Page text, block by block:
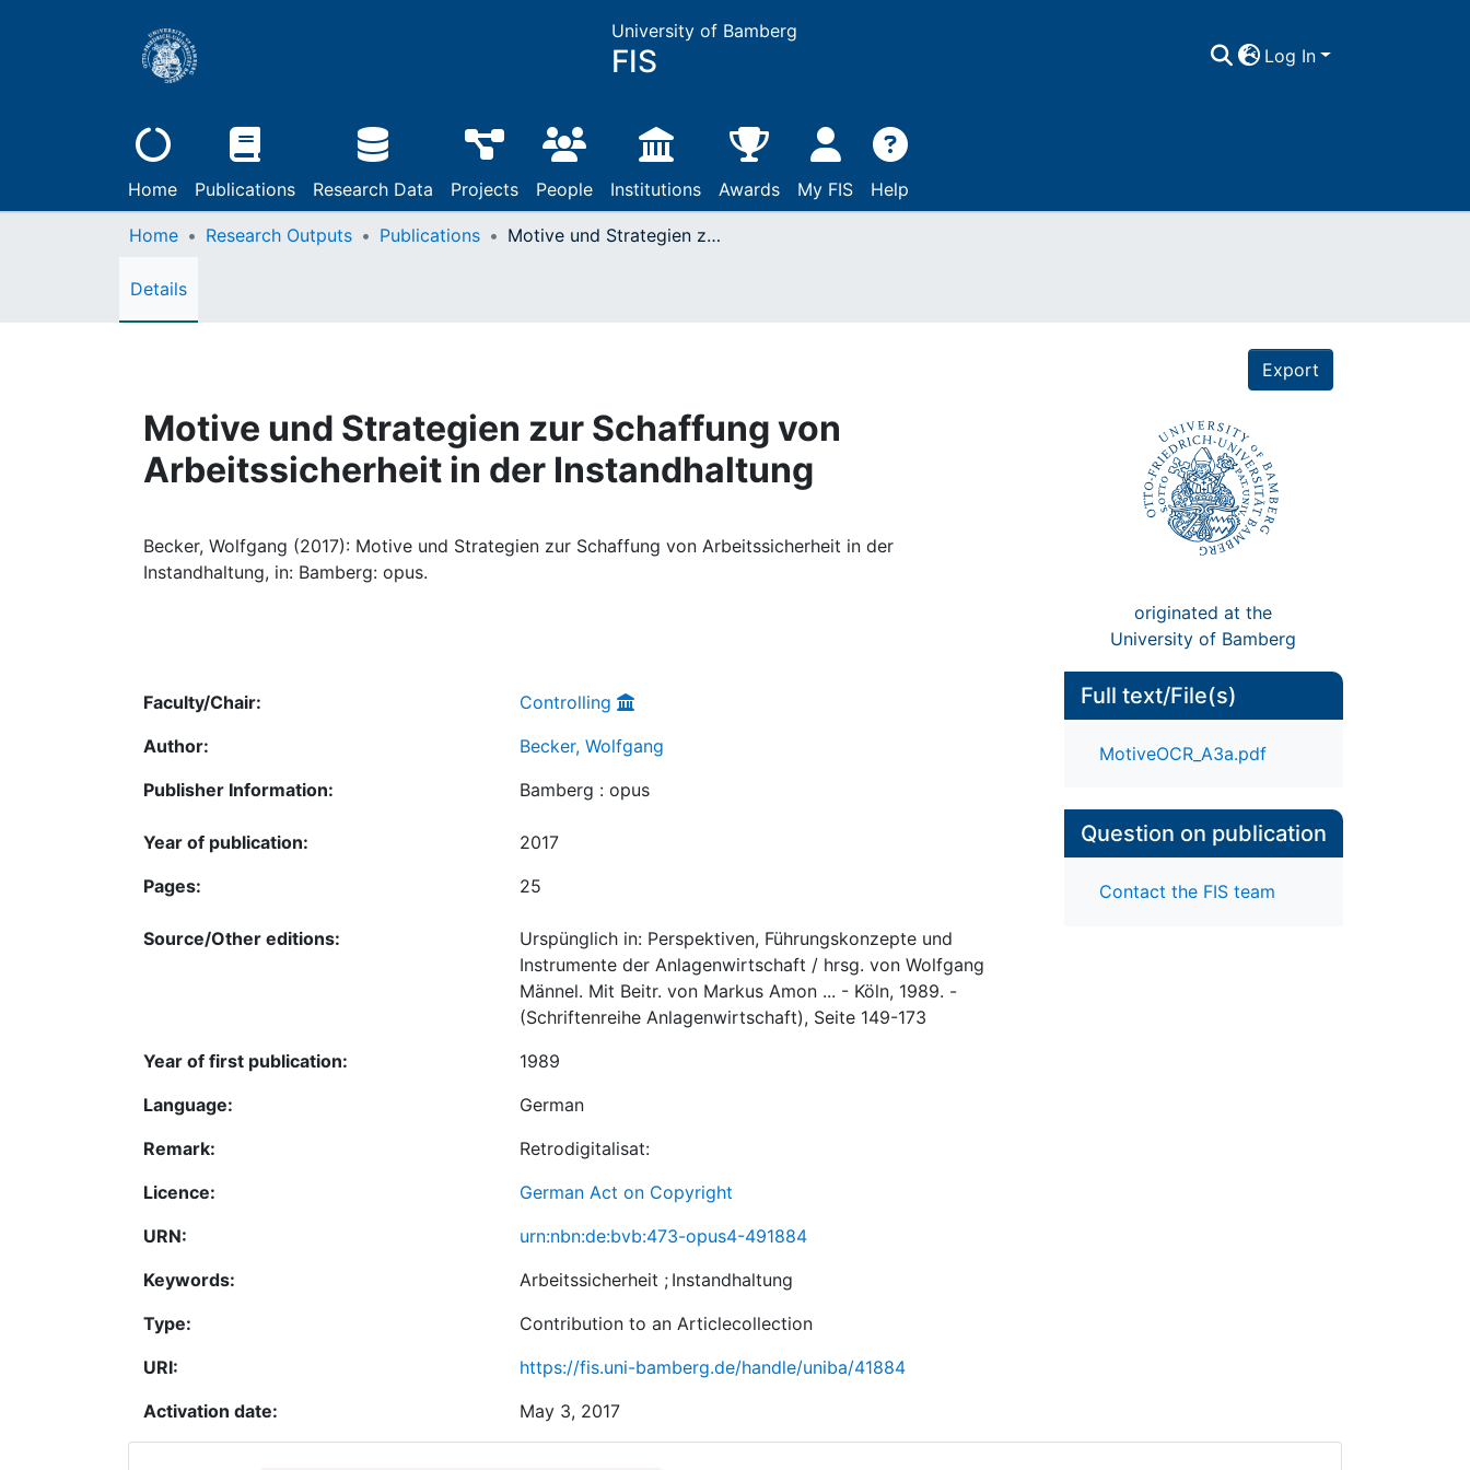
University of Bamberg
FIS Log In
Home Publications Research Data Projects People Institutions Awards My FIS Help
Home Research Outputs Publications Motive und Strategien zur Schaffung von Arbeitssicherheit in der Instandhaltung
Details
Export
Motive und Strategien zur Schaffung von
Arbeitssicherheit in der Instandhaltung
Becker, Wolfgang (2017): Motive und Strategien zur Schaffung von Arbeitssicherheit in der
Instandhaltung, in: Bamberg: opus.
originated at the
University of Bamberg
Faculty/Chair:
Controlling
Author:
Becker, Wolfgang
Publisher Information:
Bamberg : opus
Year of publication:
2017
Pages:
25
Source/Other editions:
Urspünglich in: Perspektiven, Führungskonzepte und
Instrumente der Anlagenwirtschaft / hrsg. von Wolfgang
Männel. Mit Beitr. von Markus Amon ... - Köln, 1989. -
(Schriftenreihe Anlagenwirtschaft), Seite 149-173
Year of first publication:
1989
Language:
German
Remark:
Retrodigitalisat:
Licence:
German Act on Copyright
URN:
urn:nbn:de:bvb:473-opus4-491884
Keywords:
Arbeitssicherheit ; Instandhaltung
Type:
Contribution to an Articlecollection
URI:
https://fis.uni-bamberg.de/handle/uniba/41884
Activation date:
May 3, 2017
Full text/File(s)
MotiveOCR_A3a.pdf
Question on publication
Contact the FIS team